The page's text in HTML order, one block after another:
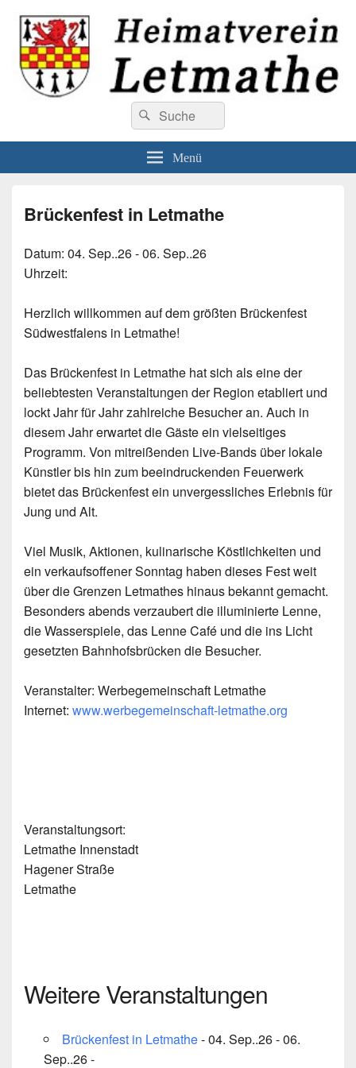
Heimatverein Letmathe
Willkommen beim Heimatverein Letmathe
Suchen
nach:
Suchen
Menü
Brückenfest in Letmathe
Datum: 04. Sep..26 - 06. Sep..26
Uhrzeit:
Herzlich willkommen auf dem größten Brückenfest
Südwestfalens in Letmathe!
Das Brückenfest in Letmathe hat sich als eine der
beliebtesten Veranstaltungen der Region etabliert und
lockt Jahr für Jahr zahlreiche Besucher an. Auch in
diesem Jahr erwartet die Gäste ein vielseitiges
Programm. Von mitreißenden Live-Bands über lokale
Künstler bis hin zum beeindruckenden Feuerwerk
bietet das Brückenfest ein unvergessliches Erlebnis für
Jung und Alt.
Viel Musik, Aktionen, kulinarische Köstlichkeiten und
ein verkaufsoffener Sonntag haben dieses Fest weit
über die Grenzen Letmathes hinaus bekannt gemacht.
Besonders abends verzaubert die illuminierte Lenne,
die Wasserspiele, das Lenne Café und die ins Licht
gesetzten Bahnhofsbrücken die Besucher.
Veranstalter: Werbegemeinschaft Letmathe
Internet: www.werbegemeinschaft-letmathe.org
Veranstaltungsort:
Letmathe Innenstadt
Hagener Straße
Letmathe
Weitere Veranstaltungen
Brückenfest in Letmathe- 04. Sep..26 - 06.
Sep..26 -